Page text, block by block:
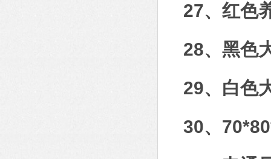
27、红
28、黑
29、白
30、